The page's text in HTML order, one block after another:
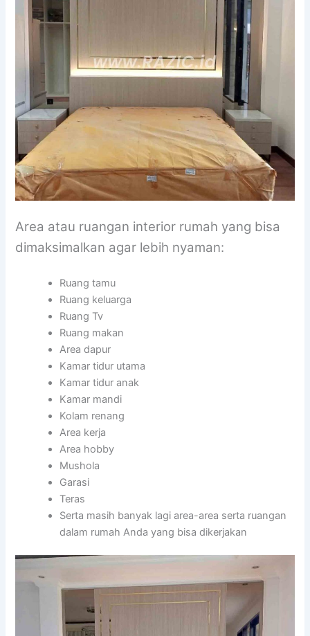
Area atau ruangan interior rumah yang bisa
dimaksimalkan agar lebih nyaman:
Ruang tamu
Ruang keluarga
Ruang Tv
Ruang makan
Area dapur
Kamar tidur utama
Kamar tidur anak
Kamar mandi
Kolam renang
Area kerja
Area hobby
Mushola
Garasi
Teras
Serta masih banyak lagi area-area serta ruangan
dalam rumah Anda yang bisa dikerjakan